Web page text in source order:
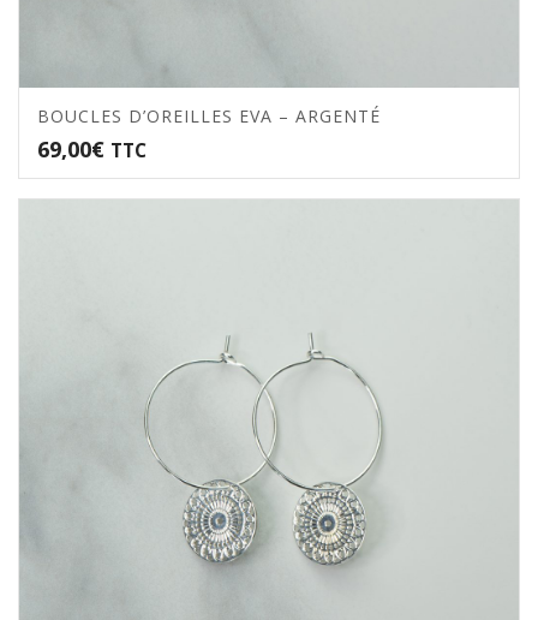
BOUCLES D’OREILLES EVA – ARGENTÉ
69,00€ TTC